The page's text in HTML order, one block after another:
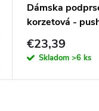
Dámska
korzetová -
Double Extra
€23,39
Skladom >6 ks